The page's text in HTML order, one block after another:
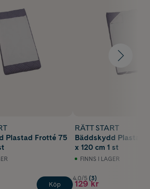
Plastad Frotté 75
Köp
RÄTT START
Bäddskydd Plastad
x 120 cm 1 st
FINNS I LAGER
4.0/5 (3)
129 kr